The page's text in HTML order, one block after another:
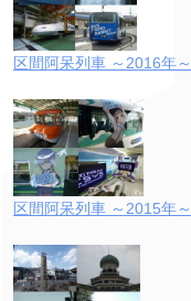
区間阿呆列車 ～2016年～
区間阿呆列車 ～2015年～